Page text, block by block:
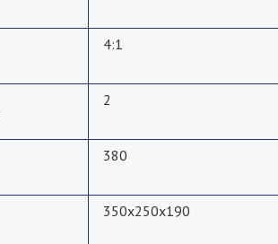
4:1
2
380
350x250x190